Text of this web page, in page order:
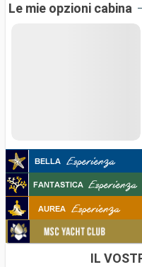
Le mie opzioni cabina
IL